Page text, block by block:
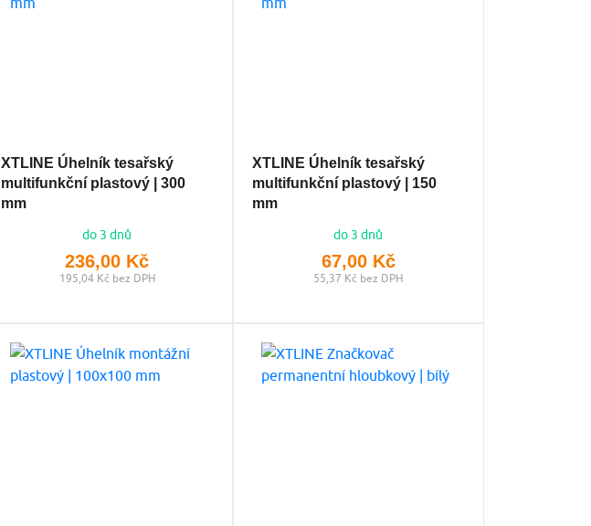
XTLINE Úhelník tesařský
multifunkční plastový | 300
mm
do 3 dnů
236,00 Kč
195,04 Kč bez DPH
XTLINE Úhelník tesařský
multifunkční plastový | 150
mm
do 3 dnů
67,00 Kč
55,37 Kč bez DPH